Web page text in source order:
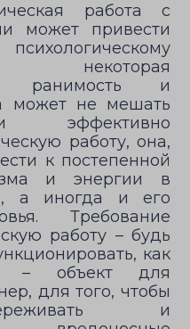
работа с
может привести
некоторая
ранимость и
может не мешать
эффективно
работу, она,
к постепенной
и энергии в
а иногда и его
Требование
работу – будь
как
– объект для
для того, чтобы
и